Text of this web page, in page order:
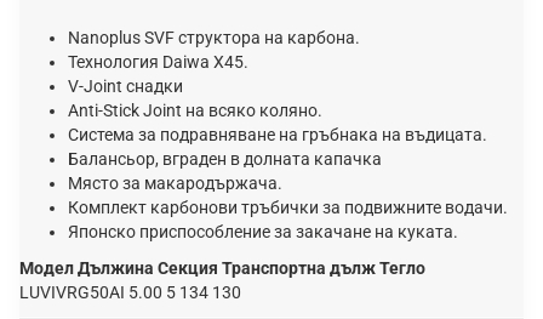
Nanoplus SVF структора на карбона.
Технология Daiwa X45.
V-Joint снадки
Anti-Stick Joint на всяко коляно.
Система за подравняване на гръбнака на въдицата.
Балансьор, вграден в долната капачка
Място за макародържача.
Комплект карбонови тръбички за подвижните водачи.
Японско приспособление за закачане на куката.
Moдeл Дължинa Ceĸция Tpaнcпopтнa дълж Teглo
LUVIVRG50AI 5.00 5 134 130